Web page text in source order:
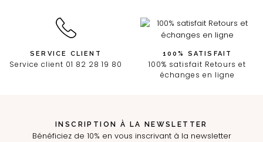
SERVICE CLIENT
Service client 01 82 28 19 80
100% SATISFAIT
100% satisfait Retours et
échanges en ligne
INSCRIPTION À LA NEWSLETTER
Bénéficiez de 10% en vous inscrivant à la newsletter